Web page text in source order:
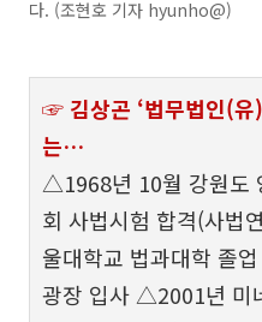
다. (조현호 기자 hyunho@)
☞ 김상곤 ‘법무법인(유
는…
△1968년 10월 강원도
회 사법시험 합격(사법
울대학교 법과대학 졸
광장 입사 △2001년 미